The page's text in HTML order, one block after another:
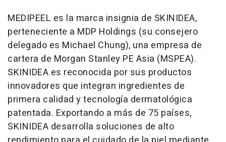
MEDIPEEL es la marca insignia de SKINIDEA,
perteneciente a MDP Holdings (su consejero
delegado es Michael Chung), una empresa de
cartera de Morgan Stanley PE Asia (MSPEA).
SKINIDEA es reconocida por sus productos
innovadores que integran ingredientes de
primera calidad y tecnología dermatológica
patentada. Exportando a más de 75 países,
SKINIDEA desarrolla soluciones de alto